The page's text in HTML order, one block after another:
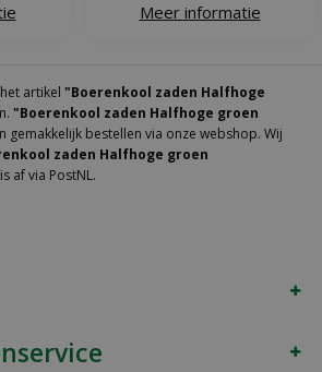
Meer informatie
artikel "Boerenkool zaden Halfhoge
"Boerenkool zaden Halfhoge groen
gemakkelijk bestellen via onze webshop. Wij
zaden Halfhoge groen
af via PostNL.